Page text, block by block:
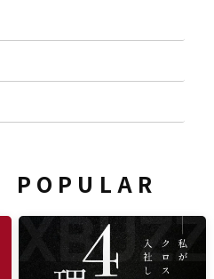
POPULAR
ブログ